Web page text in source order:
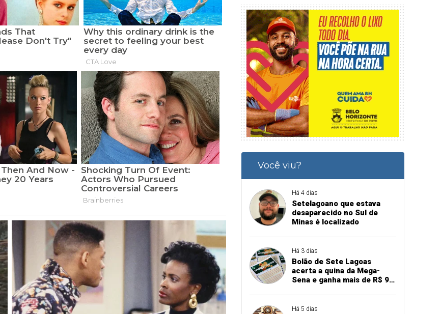
Você viu?
Há 4 dias
Setelagoano que estava
desaparecido no Sul de
Minas é localizado
Há 3 dias
Bolão de Sete Lagoas
acerta a quina da Mega-
Sena e ganha mais de R$ 94
Há 5 dias